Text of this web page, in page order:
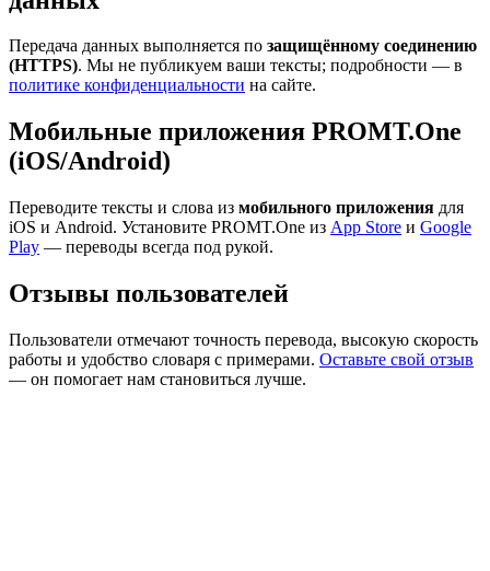
Передача данных выполняется по защищённому соединению
(HTTPS). Мы не публикуем ваши тексты; подробности — в
политике конфиденциальности на сайте.
Мобильные приложения PROMT.One
(iOS/Android)
Переводите тексты и слова из мобильного приложения для
iOS и Android. Установите PROMT.One из App Store и Google
Play — переводы всегда под рукой.
Отзывы пользователей
Пользователи отмечают точность перевода, высокую скорость
работы и удобство словаря с примерами. Оставьте свой отзыв
— он помогает нам становиться лучше.